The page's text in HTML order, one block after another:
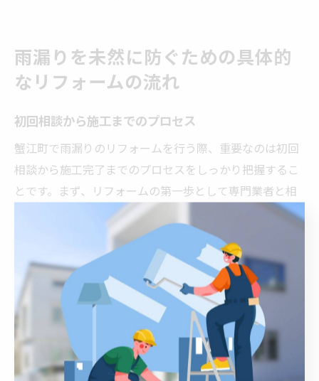
雨漏りを未然に防ぐための具体的
なリフォームの流れ
初回相談から施工までのプロセス
蟹江町で雨漏りのリフォームを行う際、重要なのは初回
相談から施工完了までのプロセスをしっかり把握するこ
とです。まず、リフォームの第一歩として専門業者と相
談を行います。この段階で、現在の建物の状態やお客様
の希望を細かく伝えましょう。その次に、業者は現場を
訪問し、具体的な問題点を分析します。これにより、適
切な施工プランが立てやすくなり、後のトラブルを未然
に防ぐことが可能です。また、施工中の進捗や費用に関
する不安を軽減するためには、業者とのコミュニケーシ
ョンを密に保つことが重要です。契約内容を確認し、各
工程の詳細や時間的な見通しについて明確に理解してお